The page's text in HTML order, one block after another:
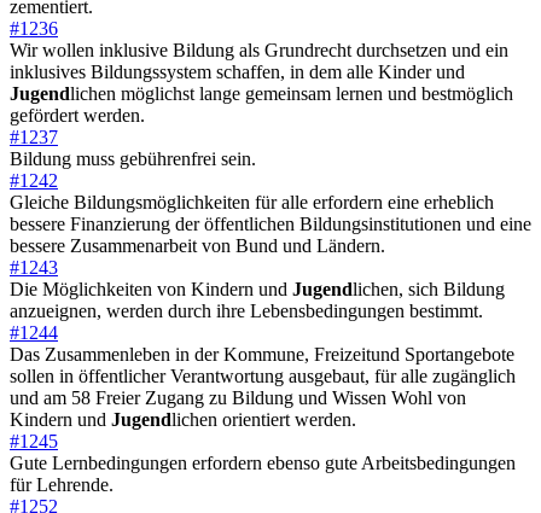
zementiert.
#1236
Wir wollen inklusive Bildung als Grundrecht durchsetzen und ein
inklusives Bildungssystem schaffen, in dem alle Kinder und
Jugendlichen möglichst lange gemeinsam lernen und bestmöglich
gefördert werden.
#1237
Bildung muss gebührenfrei sein.
#1242
Gleiche Bildungsmöglichkeiten für alle erfordern eine erheblich
bessere Finanzierung der öffentlichen Bildungsinstitutionen und eine
bessere Zusammenarbeit von Bund und Ländern.
#1243
Die Möglichkeiten von Kindern und Jugendlichen, sich Bildung
anzueignen, werden durch ihre Lebensbedingungen bestimmt.
#1244
Das Zusammenleben in der Kommune, Freizeitund Sportangebote
sollen in öffentlicher Verantwortung ausgebaut, für alle zugänglich
und am 58 Freier Zugang zu Bildung und Wissen Wohl von
Kindern und Jugendlichen orientiert werden.
#1245
Gute Lernbedingungen erfordern ebenso gute Arbeitsbedingungen
für Lehrende.
#1252